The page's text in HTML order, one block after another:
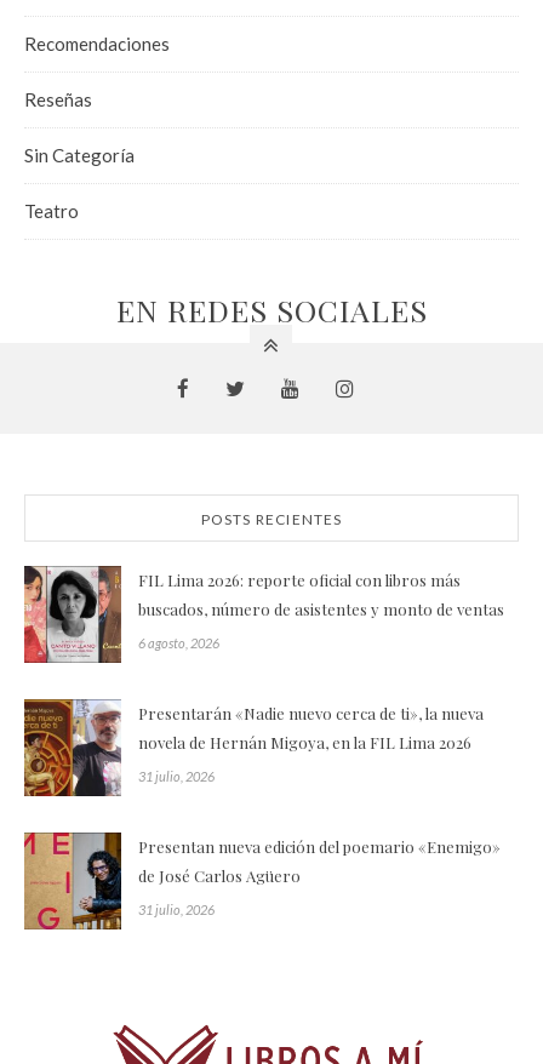
Recomendaciones
Reseñas
Sin Categoría
Teatro
EN REDES SOCIALES
POSTS RECIENTES
FIL Lima 2026: reporte oficial con libros más
buscados, número de asistentes y monto de ventas
6 agosto, 2026
Presentarán «Nadie nuevo cerca de ti», la nueva
novela de Hernán Migoya, en la FIL Lima 2026
31 julio, 2026
Presentan nueva edición del poemario «Enemigo»
de José Carlos Agüero
31 julio, 2026